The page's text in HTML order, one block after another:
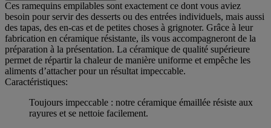
Ces ramequins empilables sont exactement ce dont vous aviez
besoin pour servir des desserts ou des entrées individuels, mais aussi
des tapas, des en-cas et de petites choses à grignoter. Grâce à leur
fabrication en céramique résistante, ils vous accompagneront de la
préparation à la présentation. La céramique de qualité supérieure
permet de répartir la chaleur de manière uniforme et empêche les
aliments d’attacher pour un résultat impeccable.
Caractéristiques:
Toujours impeccable : notre céramique émaillée résiste aux
rayures et se nettoie facilement.